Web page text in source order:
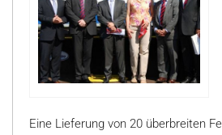
Eine Lieferung von 20 überbreiten